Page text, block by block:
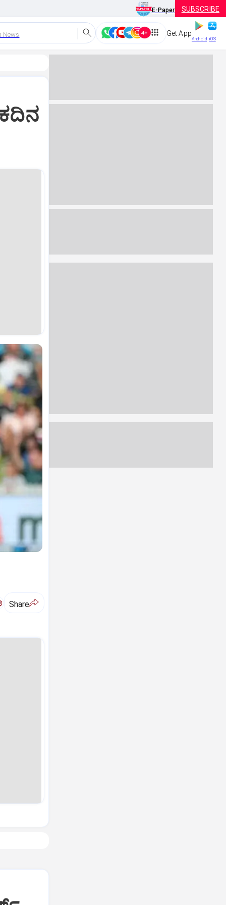
E-Paper SUBSCRIBE
News Get App
Android iOS
Share